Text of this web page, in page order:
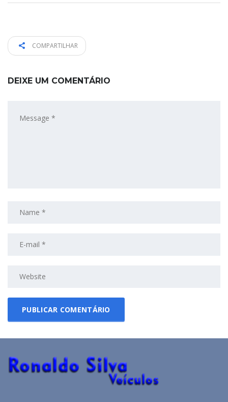
COMPARTILHAR
DEIXE UM COMENTÁRIO